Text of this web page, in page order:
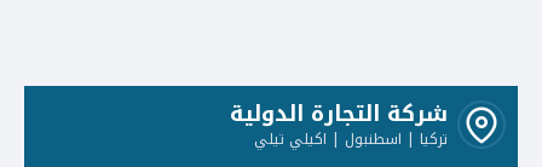
شركة التجارة الدولية
تركيا | اسطنبول | اكيلي تيلي